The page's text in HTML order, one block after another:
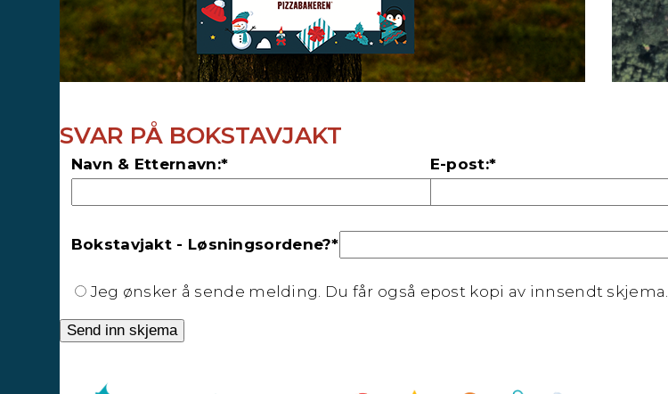
SVAR PÅ BOKSTAVJAKT
Navn & Etternavn:* E-post:*
Bokstavjakt - Løsningsordene?*
Jeg ønsker å sende melding. Du får også epost kopi av innsendt skjema.